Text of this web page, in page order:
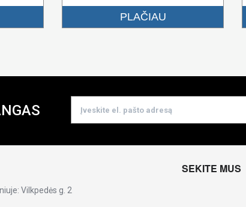
PLAČIAU
Vilkpedės g. 2
SEKITE MUS